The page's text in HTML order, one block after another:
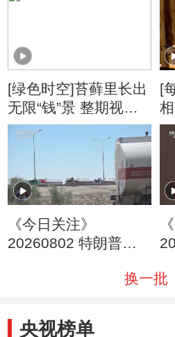
[绿色时空]苔藓里长出
无限“钱”景 整期视频
(20160110)
[
《今日关注》
20260802 特朗普叫
朗称摧毁美军F-35战换一批
央视榜单